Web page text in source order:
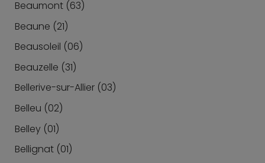
Beaumont (63)
Beaune (21)
Beausoleil (06)
Beauzelle (31)
Bellerive-sur-Allier (03)
Belleu (02)
Belley (01)
Bellignat (01)